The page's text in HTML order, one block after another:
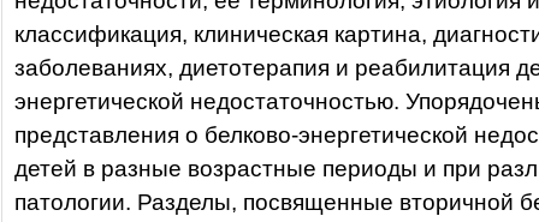
классификация, клиническая картина,
заболеваниях, диетотерапия и реабилитация
энергетической недостаточностью.
представления о белково-энергетической
детей в разные возрастные периоды и при
патологии. Разделы, посвященные вторичной